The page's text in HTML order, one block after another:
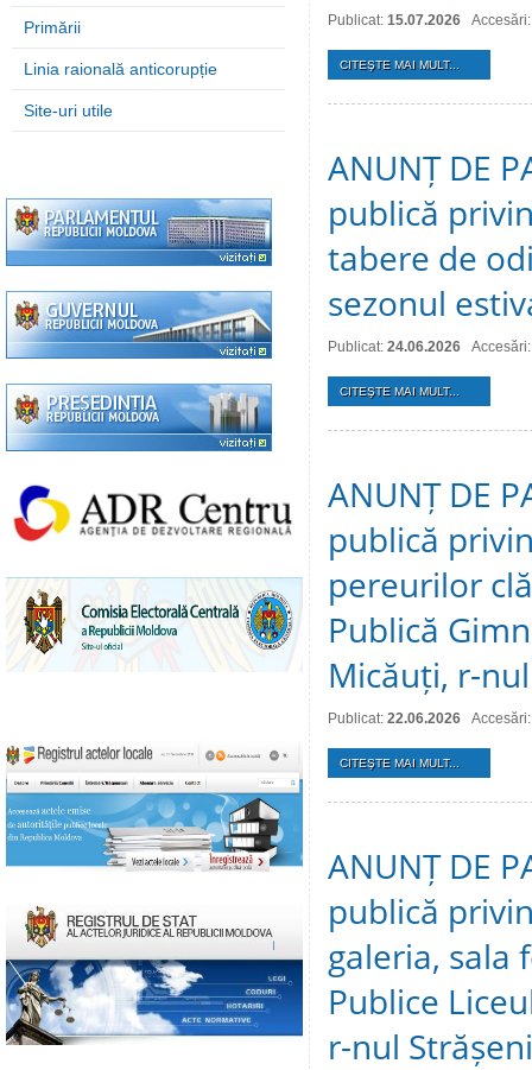
Primării
Linia raională anticorupție
Site-uri utile
Publicat: 15.07.2026
CITEŞTE MAI MULT...
ANUNȚ DE
publică
tabere de
sezonul
Publicat: 24.06.2026
CITEŞTE MAI MULT...
ANUNȚ DE
publică
pereurilor
Publică
Micăuți, r-
Publicat: 22.06.2026
CITEŞTE MAI MULT...
ANUNȚ DE
publică
galeria, sala
Publice
r-nul